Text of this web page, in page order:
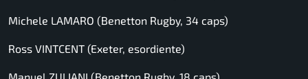
Michele LAMARO (Benetton Rugby, 34 caps)
Ross VINTCENT (Exeter, esordiente)